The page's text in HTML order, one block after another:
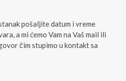
pošaljite datum i vreme
a mi ćemo Vam na Vaš mail ili
čim stupimo u kontakt sa